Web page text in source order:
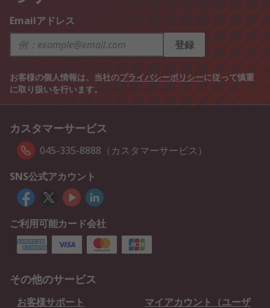
Emailアドレス
登録
お客様の個人情報は、当社のプライバシーポリシーに従って慎重
に取り扱いを行います。
カスタマーサービス
045-335-8888（カスタマーサービス）
SNS公式アカウント
ご利用可能カード会社
その他のサービス
お客様サポート
マイアカウント（ユーザ